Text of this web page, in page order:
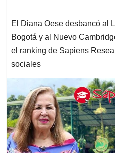
El Diana Oese desbancó al
Bogotá y al Nuevo
el ranking de Sapiens
sociales